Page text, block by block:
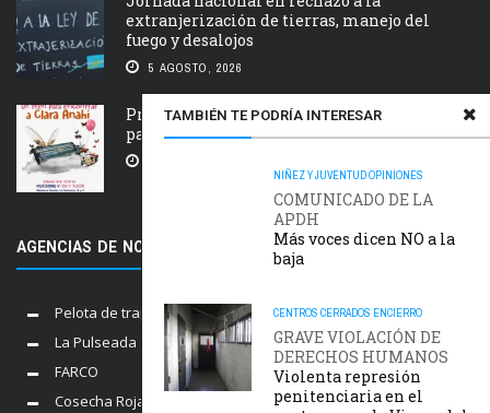
TAMBIÉN TE PODRÍA INTERESAR
NIÑEZ Y JUVENTUDOPINIONES
COMUNICADO DE LA
APDH
Más voces dicen NO a la
baja
CENTROS CERRADOS ENCIERRO
GRAVE VIOLACIÓN DE
DERECHOS HUMANOS
Violenta represión
penitenciaria en el
extranjerización de tierras, manejo del
fuego y desalojos
5 AGOSTO, 2026
Próxima estación: un tren de ida y vuelta
para Clara Anahí
AGENCIAS DE NOTICIAS AMIGAS
Pelota de trapo
La Pulseada
FARCO
Cosecha Roja